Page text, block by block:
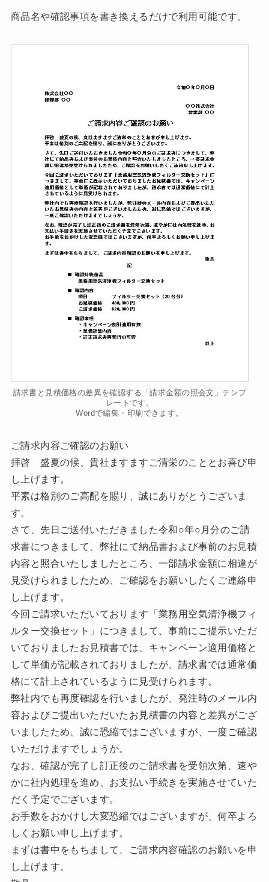
商品名や確認事項を書き換えるだけで利用可能です。
請求書と見積価格の差異を確認する「請求金額の照会文」テンプ
レートです。
Wordで編集・印刷できます。
ご請求内容ご確認のお願い
拝啓 盛夏の候、貴社ますますご清栄のこととお喜び申
し上げます。
平素は格別のご高配を賜り、誠にありがとうございま
す。
さて、先日ご送付いただきました令和○年○月分のご請
求書につきまして、弊社にて納品書および事前のお見積
内容と照合いたしましたところ、一部請求金額に相違が
見受けられましたため、ご確認をお願いしたくご連絡申
し上げます。
今回ご請求いただいております「業務用空気清浄機フィ
ルター交換セット」につきまして、事前にご提示いただ
いておりましたお見積書では、キャンペーン適用価格と
して単価が記載されておりましたが、請求書では通常価
格にて計上されているように見受けられます。
弊社内でも再度確認を行いましたが、発注時のメール内
容およびご提出いただいたお見積書の内容と差異がござ
いましたため、誠に恐縮ではございますが、一度ご確認
いただけますでしょうか。
なお、確認が完了し訂正後のご請求書を受領次第、速や
かに社内処理を進め、お支払い手続きを実施させていた
だく予定でございます。
お手数をおかけし大変恐縮ではございますが、何卒よろ
しくお願い申し上げます。
まずは書中をもちまして、ご請求内容確認のお願いを申
し上げます。